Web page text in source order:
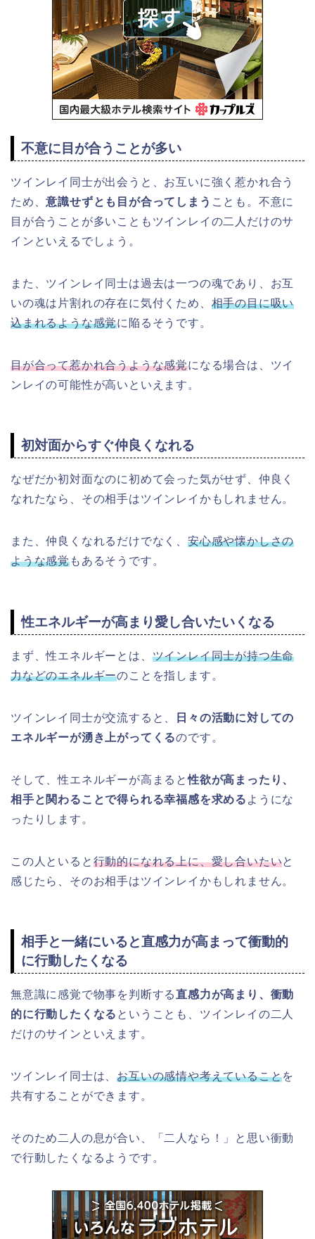
不意に目が合うことが多い
ツインレイ同士が出会うと、お互いに強く惹かれ合う
ため、意識せずとも目が合ってしまう ことも。不意に
目が合うことが多いこともツインレイの二人だけのサ
インといえるでしょう。
また、ツインレイ同士は過去は一つの魂であり、お互
いの魂は片割れの存在に気付くため、 相手の目に吸い
込まれるような感覚に陥るそうです。
目が合って惹かれ合うような感覚になる場合は、ツイ
ンレイの可能性が高いといえます。
初対面からすぐ仲良くなれる
なぜだか初対面なのに初めて会った気がせず、仲良く
なれたなら、その相手はツインレイかもしれません。
また、仲良くなれるだけでなく、安心感や懐かしさの
ような感覚もあるそうです。
性エネルギーが高まり愛し合いたいくなる
まず、性エネルギーとは、 ツインレイ同士が持つ生命
力などのエネルギーのことを指します。
ツインレイ同士が交流すると、
日々の活動に対しての
エネルギーが湧き上がってくるのです。
そして、性エネルギーが高まると性欲が高まったり、
相手と関わることで得られる幸福感を求める ようにな
ったりします。
この人といると 行動的になれる上に、愛し合いたいと
感じたら、そのお相手はツインレイかもしれません。
相手と一緒にいると直感力が高まって衝動的
に行動したくなる
無意識に感覚で物事を判断する直感力が高まり、衝動
的に行動したくなる ということも、ツインレイの二人
だけのサインといえます。
ツインレイ同士は、お互いの感情や考えていることを
共有することができます。
そのため二人の息が合い、「二人なら！」と思い衝動
で行動したくなるようです。